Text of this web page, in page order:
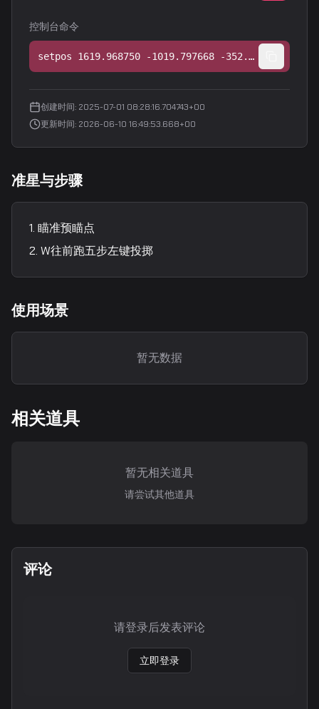
控制台命令
setpos 1619.968750 -1019.797668 -352.128754;setang -0.522466 -133.888519 0.000000
创建时间: 2025-07-01 08:28:16.704743+00
更新时间: 2026-06-10 16:49:53.668+00
准星与步骤
瞄准预瞄点
W往前跑五步左键投掷
使用场景
暂无数据
相关道具
暂无相关道具
请尝试其他道具
评论
请登录后发表评论
立即登录